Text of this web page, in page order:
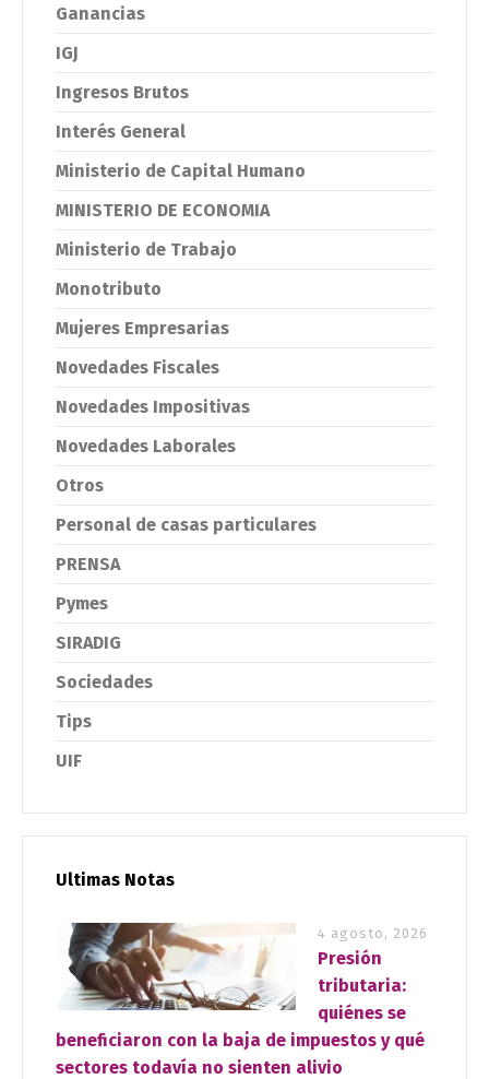
Ganancias
IGJ
Ingresos Brutos
Interés General
Ministerio de Capital Humano
MINISTERIO DE ECONOMIA
Ministerio de Trabajo
Monotributo
Mujeres Empresarias
Novedades Fiscales
Novedades Impositivas
Novedades Laborales
Otros
Personal de casas particulares
PRENSA
Pymes
SIRADIG
Sociedades
Tips
UIF
Ultimas Notas
4 agosto, 2026
Presión
tributaria:
quiénes se
beneficiaron con la baja de impuestos y qué
sectores todavía no sienten alivio